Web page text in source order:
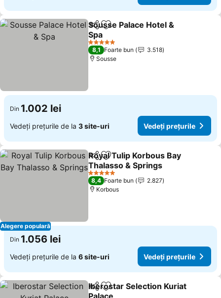
DistribuițiAdăugaţi la favorite
Sousse Palace Hotel &
Spa
Vedeți prețurile
5 Stele
8,1 Foarte bun
3.518
Sousse
Din 1.002 lei
Vedeți prețurile de la 3 site-uri Vedeți prețurile
Alegere populară
DistribuițiAdăugaţi la favorite
Royal Tulip Korbous Bay
Thalasso & Springs
Vedeți prețurile
5 Stele
8,4 Foarte bun
2.827
Korbous
Din 1.056 lei
Vedeți prețurile de la 6 site-uri Vedeți prețurile
DistribuițiAdăugaţi la favorite
Iberostar Selection Kuriat
Palace